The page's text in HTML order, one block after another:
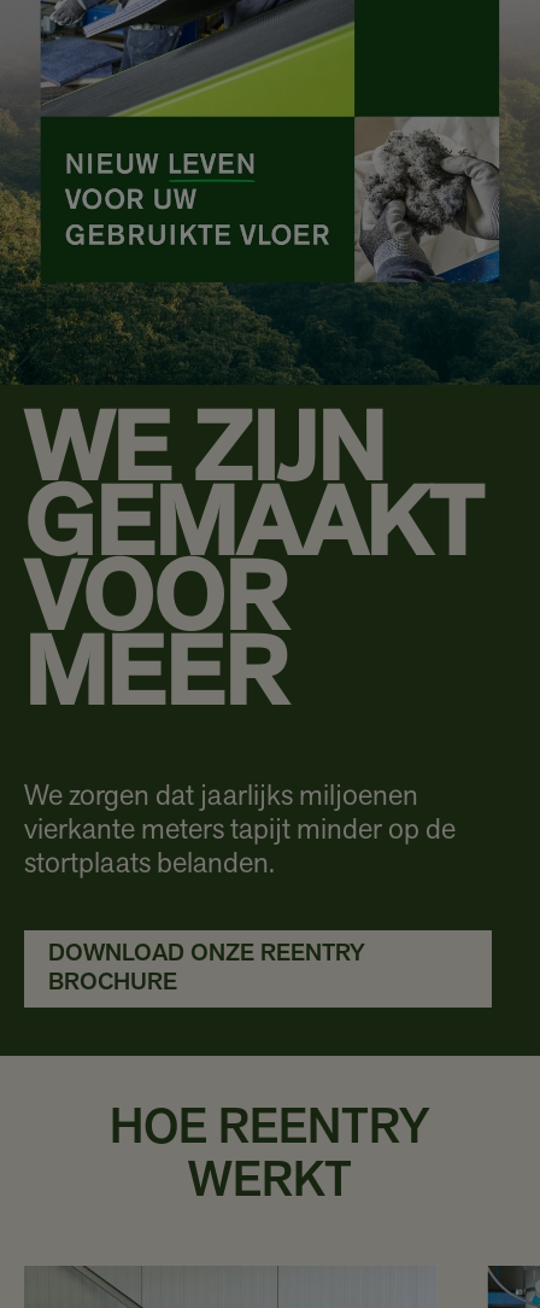
WE ZIJN
GEMAAKT
VOOR
MEER
We zorgen dat jaarlijks miljoenen
vierkante meters tapijt minder op de
stortplaats belanden.
DOWNLOAD ONZE REENTRY
BROCHURE
HOE REENTRY
WERKT